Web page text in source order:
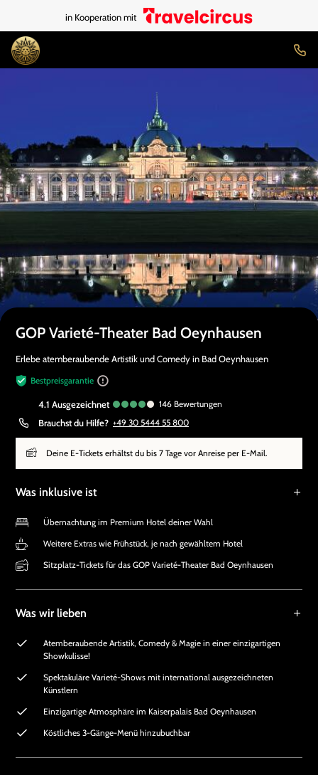
in Kooperation mit
GOP Varieté-Theater Bad Oeynhausen
Erlebe atemberaubende Artistik und Comedy in Bad Oeynhausen
Bestpreisgarantie
4.1 ausgezeichnet 146 Bewertungen
Brauchst du Hilfe? +49 30 5444 55 800
Deine E-Tickets erhältst du bis 7 Tage vor Anreise per E-Mail.
Was inklusive ist
Übernachtung im Premium Hotel deiner Wahl
Weitere Extras wie Frühstück, je nach gewähltem Hotel
Sitzplatz-Tickets für das GOP Varieté-Theater Bad Oeynhausen
Was wir lieben
Atemberaubende Artistik, Comedy & Magie in einer einzigartigen
Showkulisse!
Spektakuläre Varieté-Shows mit international ausgezeichneten
Künstlern
Einzigartige Atmosphäre im Kaiserpalais Bad Oeynhausen
Köstliches 3-Gänge-Menü hinzubuchbar